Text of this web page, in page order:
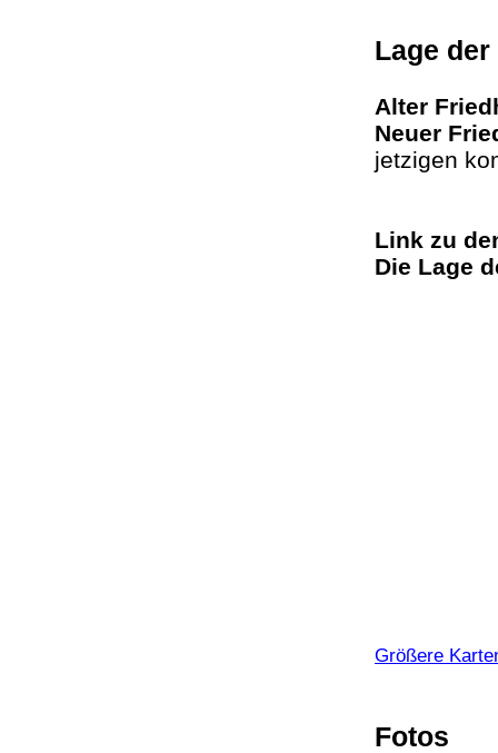
Lage
Alter
Neuer
jetzigen
Link zu
Die Lage
Größere
Fotos